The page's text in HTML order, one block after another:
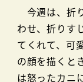
今週は、折
わせ、折りす
てくれて、可
の顔を描くと
は怒ったカニ